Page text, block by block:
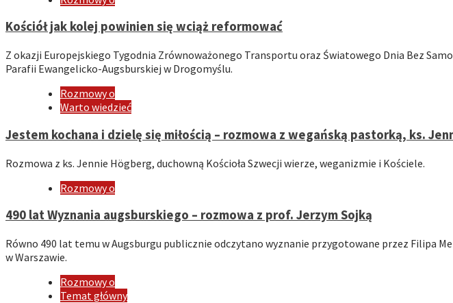
Kościół jak kolej powinien się wciąż reformować
Z okazji Europejskiego Tygodnia Zrównoważonego Transportu oraz Światowego Dnia Bez
Parafii Ewangelicko-Augsburskiej w Drogomyślu.
Rozmowy o
Warto wiedzieć
Jestem kochana i dzielę się miłością – rozmowa z wegańską pastorką, ks.
Rozmowa z ks. Jennie Högberg, duchowną Kościoła Szwecji wierze, weganizmie i Kościele.
Rozmowy o
490 lat Wyznania augsburskiego – rozmowa z prof. Jerzym Sojką
Równo 490 lat temu w Augsburgu publicznie odczytano wyznanie przygotowane przez Filipa
w Warszawie.
Rozmowy o
Temat główny